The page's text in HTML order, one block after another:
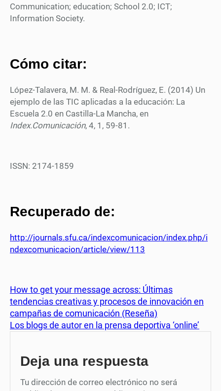
Communication; education; School 2.0; ICT;
Information Society.
Cómo citar:
López-Talavera, M. M. & Real-Rodríguez, E. (2014) Un
ejemplo de las TIC aplicadas a la educación: La
Escuela 2.0 en Castilla-La Mancha, en
Index.Comunicación, 4, 1, 59-81.
ISSN: 2174-1859
Recuperado de:
http://journals.sfu.ca/indexcomunicacion/index.php/i
ndexcomunicacion/article/view/113
How to get your message across: Últimas
tendencias creativas y procesos de innovación en
campañas de comunicación (Reseña)
Los blogs de autor en la prensa deportiva ‘online’
Deja una respuesta
Tu dirección de correo electrónico no será